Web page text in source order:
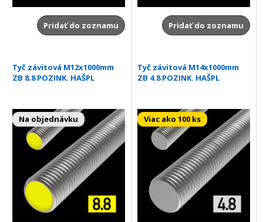
Pridať do zoznamu Pridať do zoznamu
Tyč závitová M12x1000mm
ZB 8.8 POZINK. HAŠPL
Na objednávku
Tyč závitová M14x1000mm
ZB 4.8 POZINK. HAŠPL
Viac ako 100 ks